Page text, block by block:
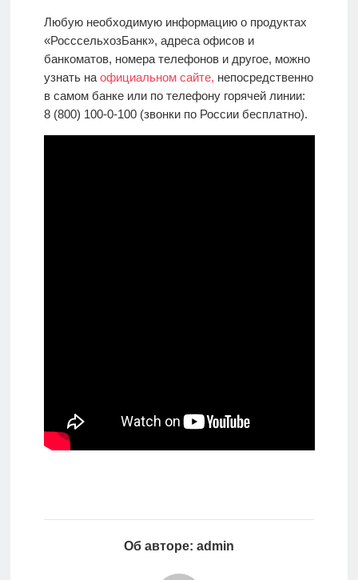
Любую необходимую информацию о продуктах
«РосссельхозБанк», адреса офисов и
банкоматов, номера телефонов и другое, можно
узнать на официальном сайте, непосредственно
в самом банке или по телефону горячей линии:
8 (800) 100-0-100 (звонки по России бесплатно).
Об авторе: admin